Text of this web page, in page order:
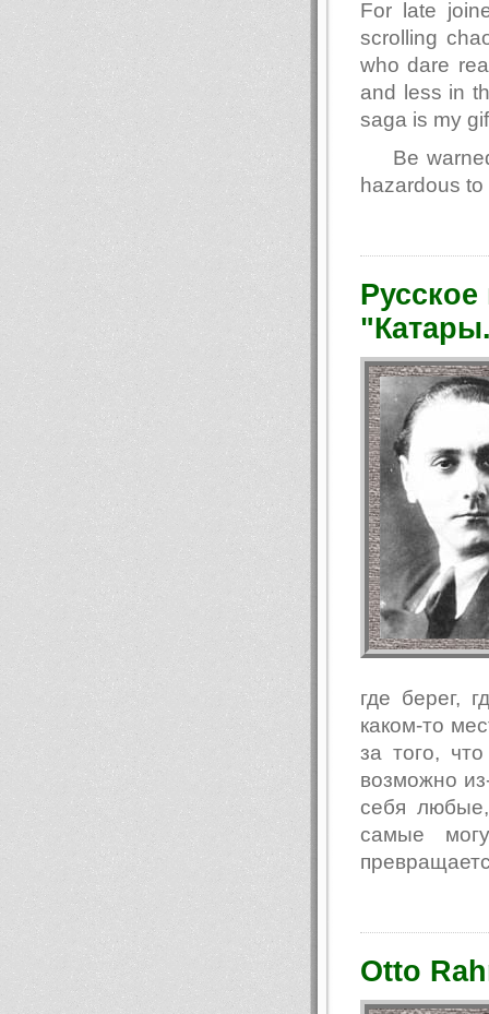
For late
scrolling
who dare
and less in
saga is my
Be
hazardous
где берег,
каком-то
за того,
возможно
себя
самые
Otto